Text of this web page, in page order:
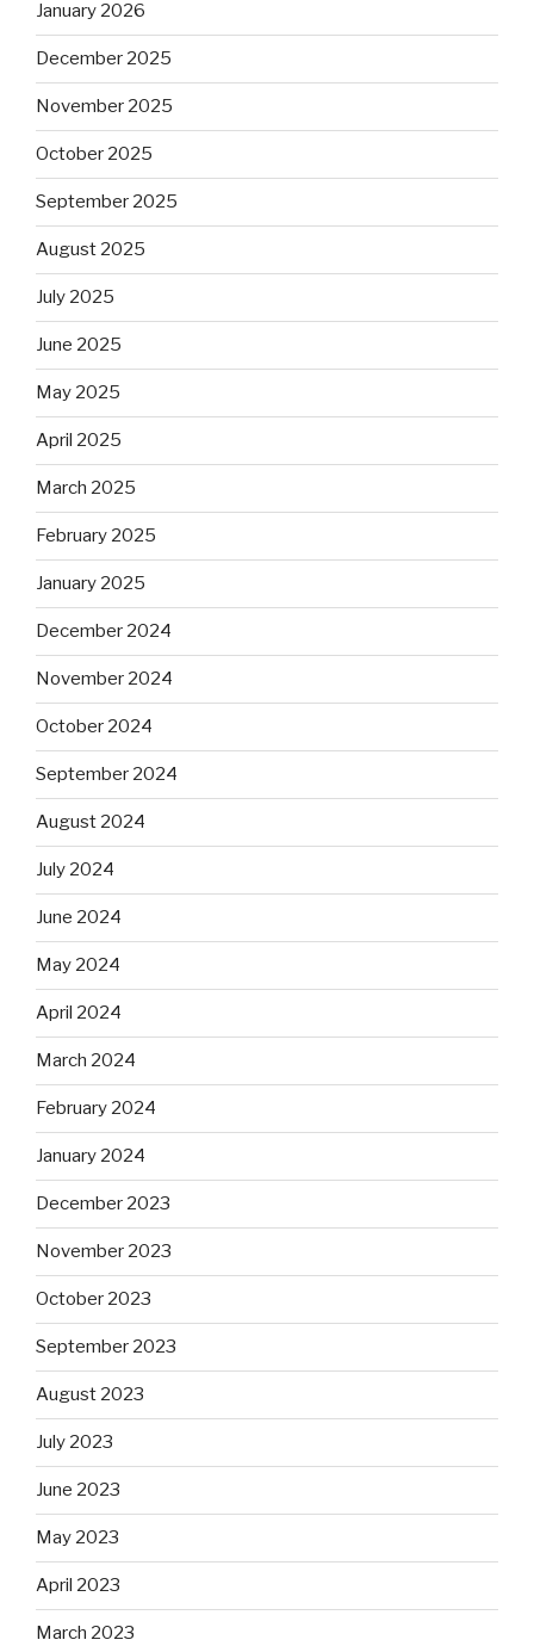
January 2026
December 2025
November 2025
October 2025
September 2025
August 2025
July 2025
June 2025
May 2025
April 2025
March 2025
February 2025
January 2025
December 2024
November 2024
October 2024
September 2024
August 2024
July 2024
June 2024
May 2024
April 2024
March 2024
February 2024
January 2024
December 2023
November 2023
October 2023
September 2023
August 2023
July 2023
June 2023
May 2023
April 2023
March 2023